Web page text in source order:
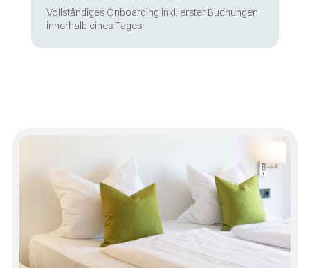
Vollständiges Onboarding inkl. erster Buchungen
innerhalb eines Tages.